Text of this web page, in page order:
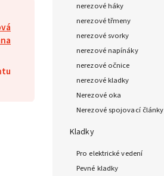
nerezové háky
nerezové třmeny
nerezové svorky
nerezové napínáky
nerezové očnice
nerezové kladky
Nerezové oka
Nerezové spojovací články
Kladky
Pro elektrické vedení
Pevné kladky